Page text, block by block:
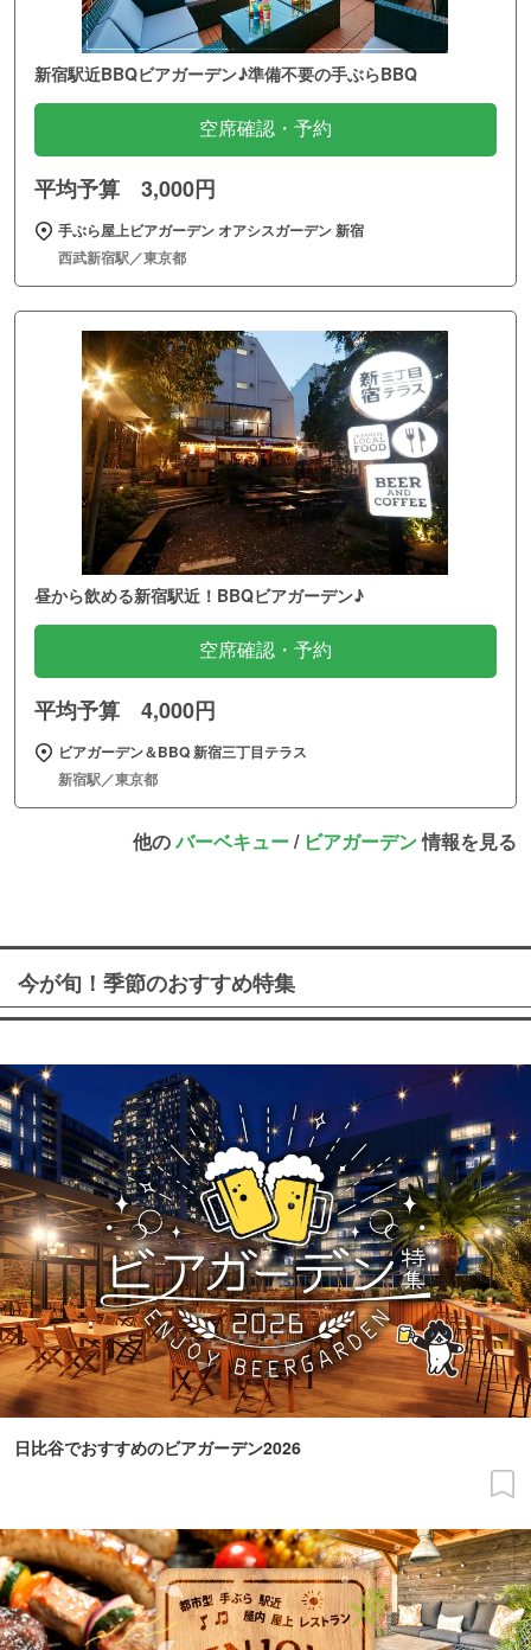
新宿駅近BBQビアガーデン♪準備不要の手ぶらBBQ
空席確認・予約
平均予算 3,000円
手ぶら屋上ビアガーデン オアシスガーデン 新宿
西武新宿駅／東京都
昼から飲める新宿駅近！BBQビアガーデン♪
空席確認・予約
平均予算 4,000円
ビアガーデン＆BBQ 新宿三丁目テラス
新宿駅／東京都
他のバーベキュー/ ビアガーデン情報を見る
今が旬！季節のおすすめ特集
日比谷でおすすめのビアガーデン2026